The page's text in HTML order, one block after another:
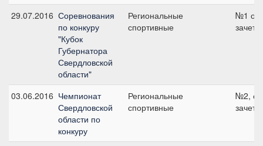
29.07.2016 Соревнования
по конкуру
"Кубок
Губернатора
Свердловской
области"
Региональные
спортивные
№1
зачет,
03.06.2016 Чемпионат
Свердловской
области по
конкуру
Региональные
спортивные
№2,
зачет,